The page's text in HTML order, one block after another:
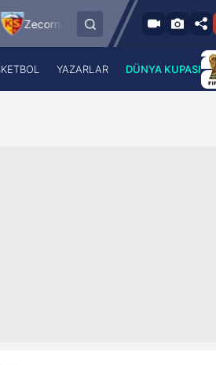
Kayserispor Sipay Bodrum FK
A Haber Radyo
YAZARLAR DÜNYA KUPASI